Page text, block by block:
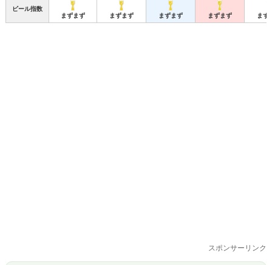
ビール指数
まずまず
まずまず まずまず まずまず まず
スポンサーリンク